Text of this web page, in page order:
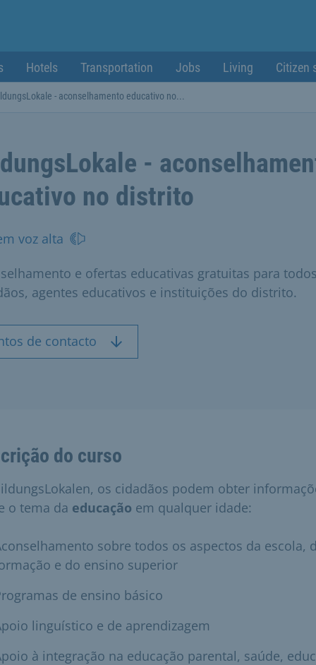
Hotels Transportation Jobs Living Citizen
- aconselhamento educativo no...
-
no distrito
voz alta
e ofertas educativas gratuitas para
agentes educativos e instituições do distrito.
de contacto
do curso
os cidadãos podem obter
o tema da educação em qualquer idade:
sobre todos os aspectos da escola,
e do ensino superior
de ensino básico
linguístico e de aprendizagem
à integração na educação parental, saúde,